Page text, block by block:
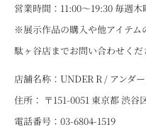
営業時間：11:00～19:30 毎週木
※展示作品の購入や他アイテム
駄ヶ谷店までお問い合わせくだ
店舗名称：UNDER R / アンダ
住所： 〒151-0051 東京都 渋谷
電話番号：03-6804-1519